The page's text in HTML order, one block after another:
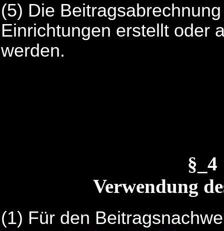
(5) Die
Einrichtungen erstellt oder
werden.
Verwendung
(1) Für den